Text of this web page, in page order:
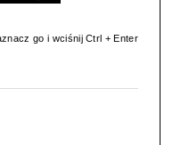
go i wciśnij Ctrl + Enter